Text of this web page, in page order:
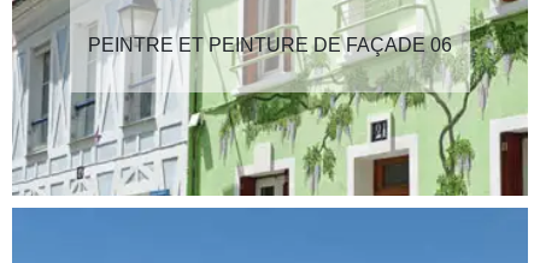
PEINTRE ET PEINTURE DE FAÇADE 06